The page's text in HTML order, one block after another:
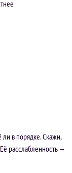
в порядке. Скажи,
расслабленность —